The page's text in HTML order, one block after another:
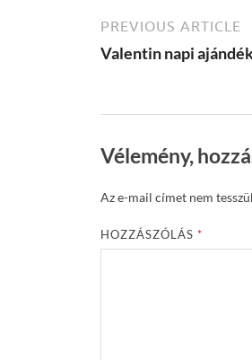
PREVIOUS ARTICLE
Valentin napi
Vélemény,
Az e-mail címet nem
HOZZÁSZÓLÁS*